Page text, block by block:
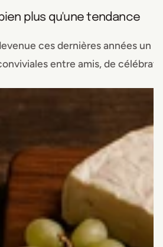
plus qu'une tendance
ces dernières années un
entre amis, de